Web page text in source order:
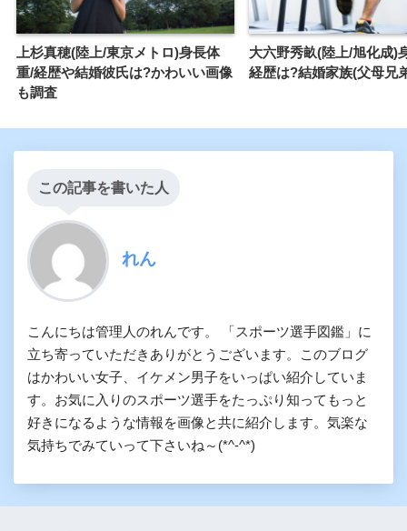
上杉真穂(陸上/東京メトロ)身長体
重/経歴や結婚彼氏は?かわいい画像
も調査
大六野秀畝(陸上/旭化成)
経歴は?結婚家族(父母兄
この記事を書いた人
れん
こんにちは管理人のれんです。 「スポーツ選手図鑑」に
立ち寄っていただきありがとうございます。このブログ
はかわいい女子、イケメン男子をいっぱい紹介していま
す。お気に入りのスポーツ選手をたっぷり知ってもっと
好きになるような情報を画像と共に紹介します。気楽な
気持ちでみていって下さいね～(*^-^*)